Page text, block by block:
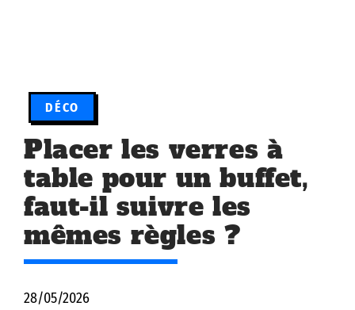
DÉCO
Placer les verres à
table pour un buffet,
faut-il suivre les
mêmes règles ?
28/05/2026